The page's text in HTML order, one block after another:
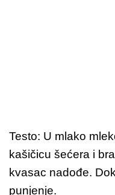
Testo: U mlako
kašičicu šećera i
kvasac nadođe.
punjenje.